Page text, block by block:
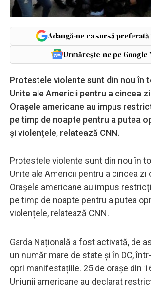
Adaugă-ne ca sursă preferată
Urmărește-ne pe Google
Protestele violente sunt din nou în
Unite ale Americii pentru a cincea
Orașele americane au impus
pe timp de noapte pentru a putea
și violențele, relatează CNN.
Protestele violente sunt din nou în
Unite ale Americii pentru a cincea zi
Orașele americane au impus
pe timp de noapte pentru a putea
violențele, relatează CNN.
Garda Națională a fost activată, de
un număr mare de state și în DC,
opri manifestațiile. 25 de orașe din
Uniunii americane au declarat